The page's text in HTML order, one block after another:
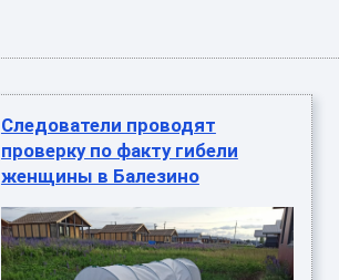
Следователи проводят
проверку по факту гибели
женщины в Балезино